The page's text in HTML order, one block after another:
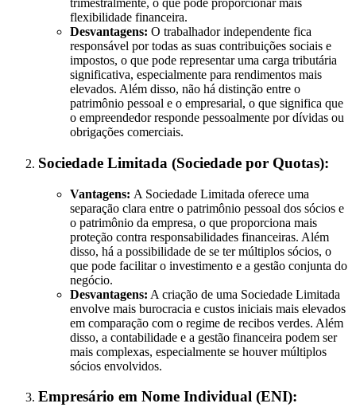
trimestralmente, o que pode proporcionar mais
flexibilidade financeira.
Desvantagens: O trabalhador independente fica
responsável por todas as suas contribuições sociais e
impostos, o que pode representar uma carga tributária
significativa, especialmente para rendimentos mais
elevados. Além disso, não há distinção entre o
patrimônio pessoal e o empresarial, o que significa que
o empreendedor responde pessoalmente por dívidas ou
obrigações comerciais.
Sociedade Limitada (Sociedade por Quotas):
Vantagens: A Sociedade Limitada oferece uma
separação clara entre o patrimônio pessoal dos sócios e
o patrimônio da empresa, o que proporciona mais
proteção contra responsabilidades financeiras. Além
disso, há a possibilidade de se ter múltiplos sócios, o
que pode facilitar o investimento e a gestão conjunta do
negócio.
Desvantagens: A criação de uma Sociedade Limitada
envolve mais burocracia e custos iniciais mais elevados
em comparação com o regime de recibos verdes. Além
disso, a contabilidade e a gestão financeira podem ser
mais complexas, especialmente se houver múltiplos
sócios envolvidos.
Empresário em Nome Individual (ENI):